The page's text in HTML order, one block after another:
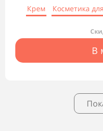
Крем
Косметика
В